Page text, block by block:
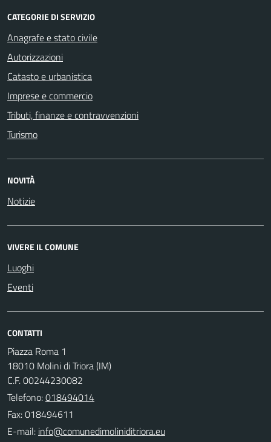
CATEGORIE DI SERVIZIO
Anagrafe e stato civile
Autorizzazioni
Catasto e urbanistica
Imprese e commercio
Tributi, finanze e contravvenzioni
Turismo
NOVITÀ
Notizie
VIVERE IL COMUNE
Luoghi
Eventi
CONTATTI
Piazza Roma 1
18010 Molini di Triora (IM)
C.F. 00244230082
Telefono:018494014
Fax: 018494611
E-mail: